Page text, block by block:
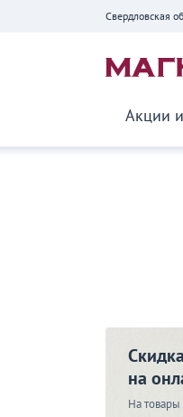
Свердловская
Акции
на
На